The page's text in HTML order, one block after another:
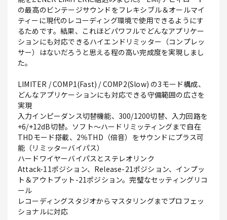
の最高のビンテージサウンドをフレキシブル＆オールマイ
ティーに現代のレコーディング環境で使用できるようにす
るためです。結果、これほどパワフルでどんなアプリケー
ションにも対応できるハイエンドリミッター（コンプレッ
サー）はないだろうと思える程の高い完成度を実現しまし
た。
LIMITER / COMP1(Fast) / COMP2(Slow) の3モード構成、
どんなアプリケーションにも対応できる守備範囲の広さを
実現
入力インピーダンス切替機能、300/1200切替、入力回路を
+6/+12dB切替。ソフト～ハードリミッティングまで自在
THDモード搭載、2％THD（倍音）をサウンドにプラス可
能（リミッターバイパス）
ハードワイヤーバイパスとステレオリンク
Attack-11ポジション、Release-21ポジション、インプッ
ト＆アウトプット-21ポジション。完璧なセッティングリコ
ール
レコーディングスタジオからマスタリングまでプロフェッ
ショナルに対応